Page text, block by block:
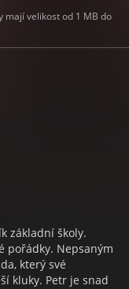
mají velikost od 1 MB do
základní školy.
pořádky. Nepsaným
který své
kluky. Petr je snad